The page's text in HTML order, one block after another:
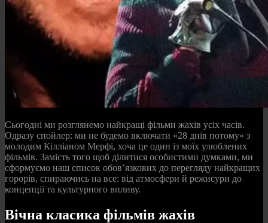
Сьогодні ми розглянемо найкращі фільми жахів усіх часів.
Одразу спойлер: ми не будемо включати «28 днів потому» з
молодим Кілліаном Мерфі, хоча це один із моїх улюблених
фільмів. Замість того щоб ділитися особистими думками, ми
сформуємо наш список обов’язкових до перегляду найкращих
горорів, спираючись на все: від атмосфери й режисури до
концепції та культурного впливу.
Вічна класика фільмів жахів